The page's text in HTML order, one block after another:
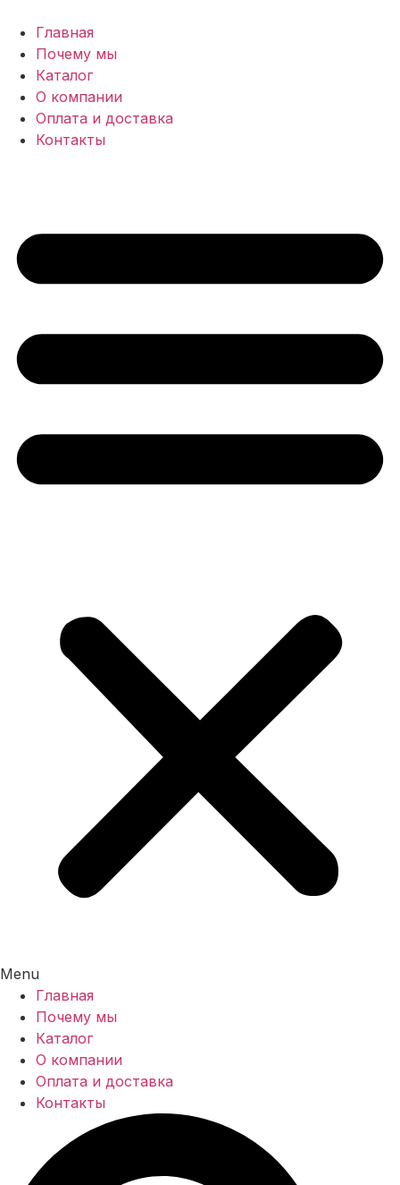
содержимому
Главная
Почему мы
Каталог
О компании
Оплата и доставка
Контакты
Menu
Главная
Почему мы
Каталог
О компании
Оплата и доставка
Контакты